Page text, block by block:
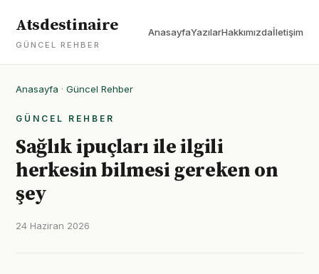
Atsdestinaire
GÜNCEL REHBER
AnasayfaYazılarHakkımızdaİletişim
Anasayfa · Güncel Rehber
GÜNCEL REHBER
Sağlık ipuçları ile ilgili
herkesin bilmesi gereken on
şey
24 Haziran 2026